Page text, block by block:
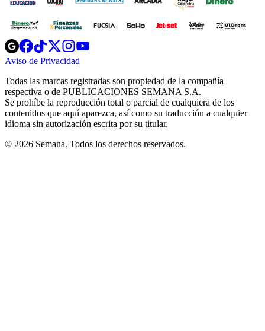
Opens
in
new
Opens
in
new
Opens
in
new
window
Opens
new
windowwindow
Aviso de Privacidad
new
window
Todas las marcas registradas son propiedad de la compañía
respectiva o de PUBLICACIONES SEMANA S.A.
Se prohíbe la reproducción total o parcial de cualquiera de los
contenidos que aquí aparezca, así como su traducción a cualquier
idioma sin autorización escrita por su titular.
© 2026 Semana. Todos los derechos reservados.